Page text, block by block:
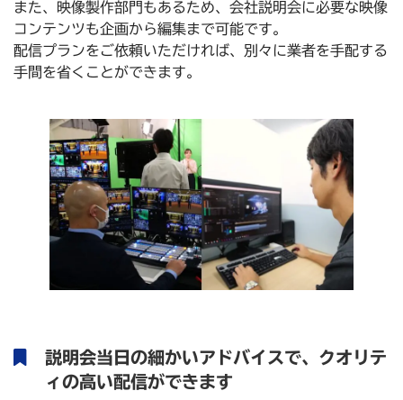
また、映像製作部門もあるため、会社説明会に必要な映像
コンテンツも企画から編集まで可能です。
配信プランをご依頼いただければ、別々に業者を手配する
手間を省くことができます。
説明会当日の細かいアドバイスで、 クオリテ
ィの高い配信ができます